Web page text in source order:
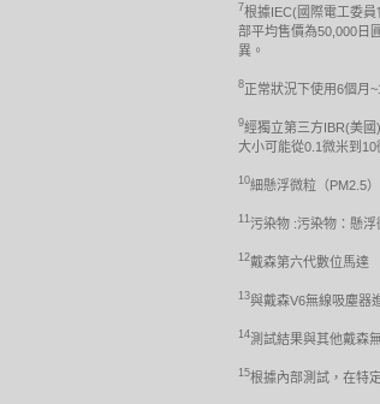
7根據IEC(國際電工委
部平均售價為50,000日
異。
8正常狀況下使用6個月
9經獨立第三方IBR(美
大小可能從0.1微米到10
10細懸浮微粒（PM2.5
11污染物 :污染物：懸
12戴森第六代數位馬達
13與戴森V6無線吸塵器
14測試結果與其他戴森
15根據內部測試，在特